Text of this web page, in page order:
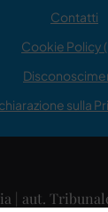
Contatti
Cookie Policy
sulla
| aut.